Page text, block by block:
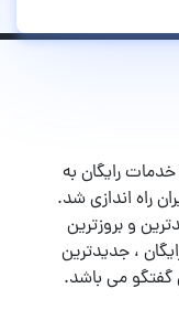
با هدف ارائه خدمات رایگان به
راه اندازی شد.
و بروزترین
، جدیدترین
گفتگو می باشد.